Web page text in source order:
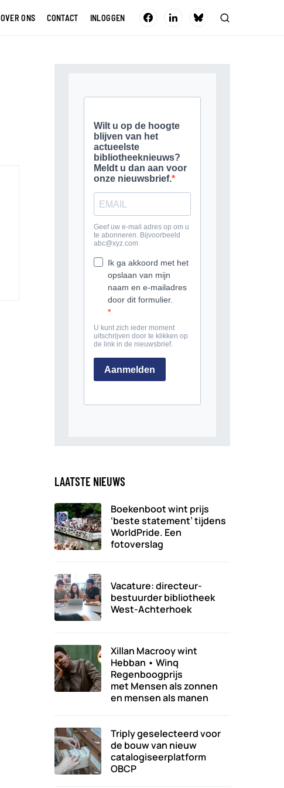
OVER ONS CONTACT INLOGGEN
LAATSTE NIEUWS
Boekenboot wint prijs
‘beste statement’ tijdens
WorldPride. Een
fotoverslag
Vacature: directeur-
bestuurder bibliotheek
West-Achterhoek
Xillan Macrooy wint
Hebban • Winq
Regenboogprijs
met Mensen als zonnen
en mensen als manen
Triply geselecteerd voor
de bouw van nieuw
catalogiseerplatform
OBCP